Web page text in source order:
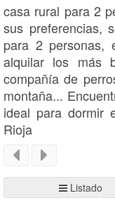
casa rural para 2
sus preferencias,
para 2 personas,
alquilar los más
compañía de
montaña...
ideal para dormir
Rioja
Listado